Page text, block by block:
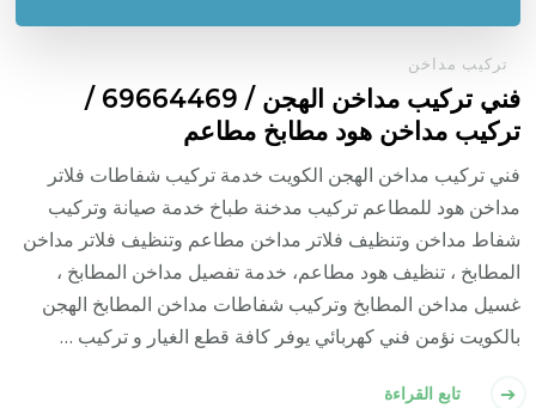
تركيب مداخن
فني تركيب مداخن الهجن / 69664469 /
تركيب مداخن هود مطابخ مطاعم
فني تركيب مداخن الهجن الكويت خدمة تركيب شفاطات فلاتر
مداخن هود للمطاعم تركيب مدخنة طباخ خدمة صيانة وتركيب
شفاط مداخن وتنظيف فلاتر مداخن مطاعم وتنظيف فلاتر مداخن
المطابخ ، تنظيف هود مطاعم، خدمة تفصيل مداخن المطابخ ،
غسيل مداخن المطابخ وتركيب شفاطات مداخن المطابخ الهجن
بالكويت نؤمن فني كهربائي يوفر كافة قطع الغيار و تركيب …
تابع القراءة